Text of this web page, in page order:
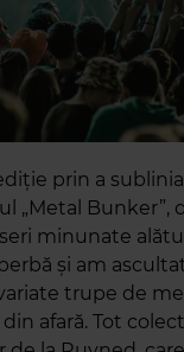
prin a
„Metal Bunker”,
minunate
și am
trupe de
afară. Tot